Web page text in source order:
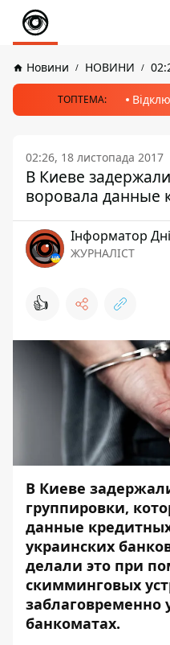
Новини НОВИНИ
ТОПТЕМА:
02:26, 18 листопада 2017
В Киеве
воровала данные
Інформатор
ЖУРНАЛІСТ
👍
В Киеве
группировки,
данные
украинских
делали это при
скимминговых
заблаговременно
банкоматах.